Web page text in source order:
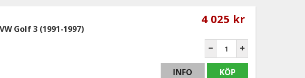
Golf 3 (1991-1997)
4 025 kr
INFO KÖP